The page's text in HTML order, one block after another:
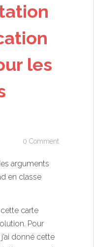
les
0 Comment
arguments
en classe
carte
Pour
donné cette